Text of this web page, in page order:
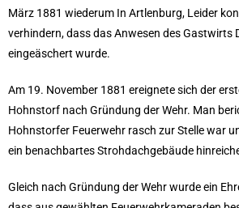
März 1881 wiederum In Artlenburg, Leider
verhindern, dass das Anwesen des Gastwirts
eingeäschert wurde.
Am 19. November 1881 ereignete sich der
Hohnstorf nach Gründung der Wehr. Man
Hohnstorfer Feuerwehr rasch zur Stelle war
ein benachbartes Strohdachgebäude
Gleich nach Gründung der Wehr wurde ein